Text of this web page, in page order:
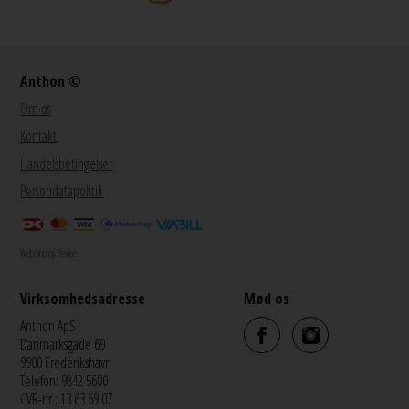
Anthon ©
Om os
Kontakt
Handelsbetingelser
Persondatapolitik
Webshop by Bewise
Virksomhedsadresse
Anthon ApS
Danmarksgade 69
9900 Frederikshavn
Telefon: 9842 5600
CVR-nr.: 13 63 69 07
Mød os